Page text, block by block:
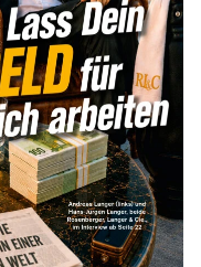
und CLARITY